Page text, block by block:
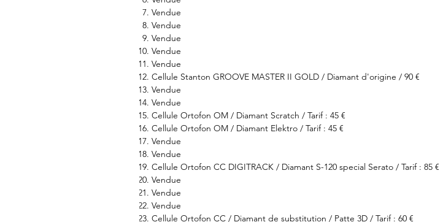
Vendue
Vendue
Vendue
Vendue
Vendue
Cellule Stanton GROOVE MASTER II GOLD / Diamant d'origine / 90 €
Vendue
Vendue
Cellule Ortofon OM / Diamant Scratch / Tarif : 45 €
Cellule Ortofon OM / Diamant Elektro / Tarif : 45 €
Vendue
Vendue
Cellule Ortofon CC DIGITRACK / Diamant S-120 special Serato / Tarif : 85 €
Vendue
Vendue
Vendue
Cellule Ortofon CC / Diamant de substitution / Patte 3D / Tarif : 60 €